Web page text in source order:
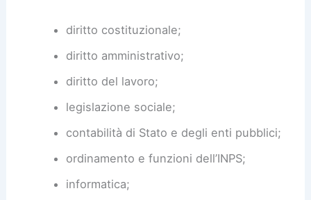
diritto costituzionale;
diritto amministrativo;
diritto del lavoro;
legislazione sociale;
contabilità di Stato e degli enti pubblici;
ordinamento e funzioni dell’INPS;
informatica;